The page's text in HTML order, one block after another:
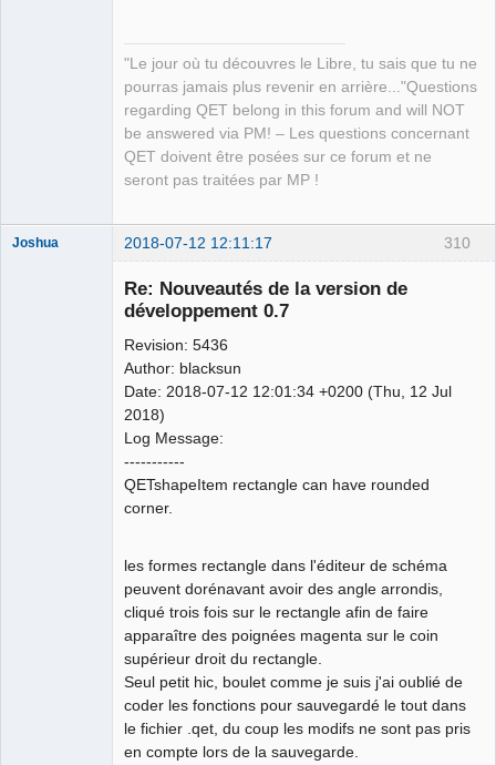
"Le jour où tu découvres le Libre, tu sais que tu ne
pourras jamais plus revenir en arrière..."Questions
regarding QET belong in this forum and will NOT
be answered via PM! – Les questions concernant
QET doivent être posées sur ce forum et ne
seront pas traitées par MP !
310
Joshua 2018-07-12 12:11:17
Re: Nouveautés de la version de
développement 0.7
Revision: 5436
Author: blacksun
Date: 2018-07-12 12:01:34 +0200 (Thu, 12 Jul
2018)
Log Message:
-----------
QETshapeItem rectangle can have rounded
corner.
les formes rectangle dans l'éditeur de schéma
peuvent dorénavant avoir des angle arrondis,
cliqué trois fois sur le rectangle afin de faire
apparaître des poignées magenta sur le coin
supérieur droit du rectangle.
Seul petit hic, boulet comme je suis j'ai oublié de
coder les fonctions pour sauvegardé le tout dans
le fichier .qet, du coup les modifs ne sont pas pris
en compte lors de la sauvegarde.